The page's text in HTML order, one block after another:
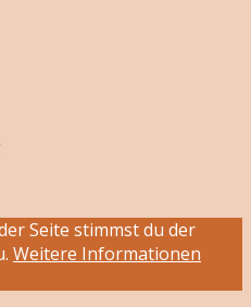
Seite stimmst du der
Weitere Informationen